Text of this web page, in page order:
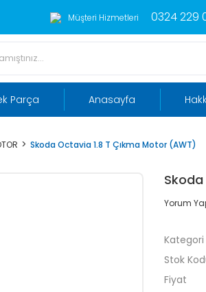
Müşteri Hizmetleri 0324 229
Parça Anasayfa
Skoda Octavia 1.8 T Çıkma Motor (AWT)
Yorum
Kategori
Stok
Fiyat